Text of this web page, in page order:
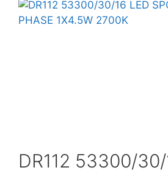
Zaštitna oprema
DR112 53300/